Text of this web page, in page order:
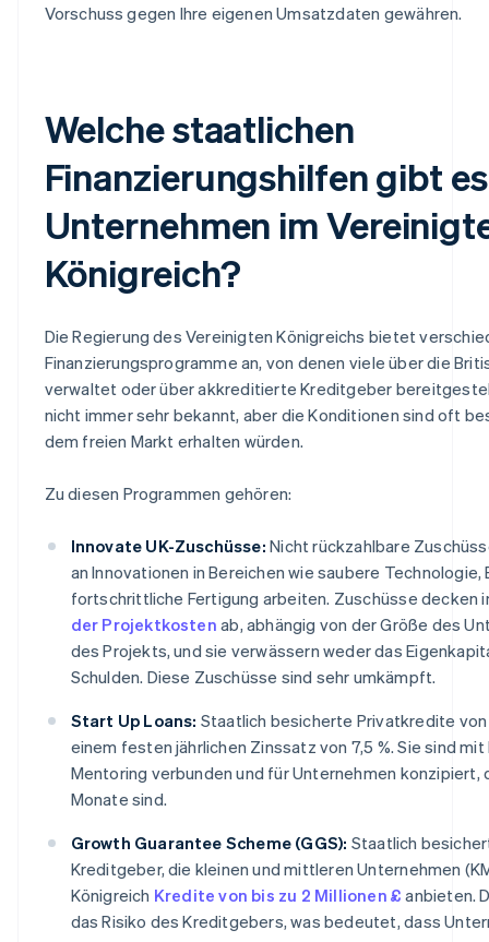
Vorschuss gegen Ihre eigenen Umsatzdaten gewähren.
Welche staatlichen
Finanzierungshilfen gibt
Unternehmen im
Königreich?
Die Regierung des Vereinigten Königreichs bietet
Finanzierungsprogramme an, von denen viele über die
verwaltet oder über akkreditierte Kreditgeber
nicht immer sehr bekannt, aber die Konditionen sind oft
dem freien Markt erhalten würden.
Zu diesen Programmen gehören:
Innovate UK-Zuschüsse: Nicht rückzahlbare
an Innovationen in Bereichen wie saubere
fortschrittliche Fertigung arbeiten. Zuschüsse decken
der Projektkosten ab, abhängig von der Größe des
des Projekts, und sie verwässern weder das
Schulden. Diese Zuschüsse sind sehr umkämpft.
Start Up Loans: Staatlich besicherte Privatkredite
einem festen jährlichen Zinssatz von 7,5 %. Sie sind
Mentoring verbunden und für Unternehmen konzipiert,
Monate sind.
Growth Guarantee Scheme (GGS): Staatlich
Kreditgeber, die kleinen und mittleren Unternehmen
Königreich Kredite von bis zu 2 Millionen £ anbieten.
das Risiko des Kreditgebers, was bedeutet, dass